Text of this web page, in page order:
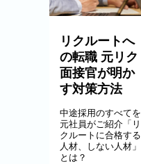
リクルートへ
の転職 元リク
面接官が明か
す対策方法
中途採用のすべてを
元社員がご紹介「リ
クルートに合格する
人材、しない人材」
とは？